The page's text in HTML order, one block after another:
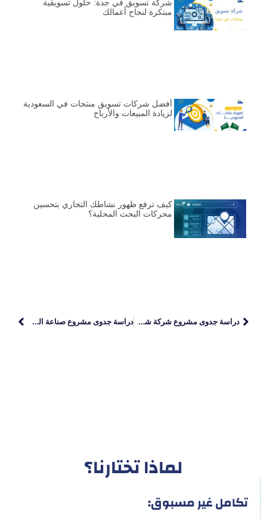
شركة تسويق في جدة: حلول تسويقية
مبتكرة لنجاح أعمالك
أفضل شركات تسويق منتجات في السعودية
لزيادة المبيعات والأرباح
كيف ترفع ظهور نشاطك التجاري بتحسين
محركات البحث المحلية؟
دراسة جدوى مشروع شركة شحن أوراق رسمية دراسة جدوى مشروع صناعة المبخرة الخشب والمعدن
لماذا تختارنا؟
تكامل غير مسبوق: